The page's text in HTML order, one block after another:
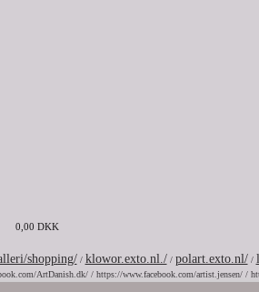
0,00 DKK
shopping/ / klowor.exto.nl./ / polart.exto.nl/ /
ArtDanish.dk/ / https://www.facebook.com/artist.jensen/ /